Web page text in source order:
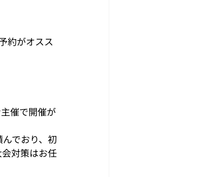
約がオスス
催で開催が
でおり、初
対策はお任